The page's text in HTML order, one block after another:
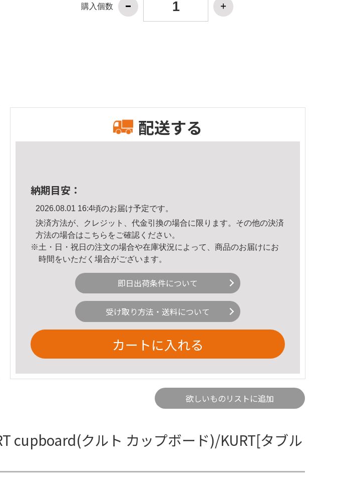
購入個数
配送する
納期目安：
2026.08.01 16:4頃のお届け予定です。
決済方法が、クレジット、代金引換の場合に限ります。その他の決済
方法の場合はこちら をご確認ください。
※土・日・祝日の注文の場合や在庫状況によって、商品のお届けにお
時間をいただく場合がございます。
即日出荷条件について
受け取り方法・送料について
カートに入れる
欲しいものリストに追加
cupboard(クルト カップボード)/KURT[タブル